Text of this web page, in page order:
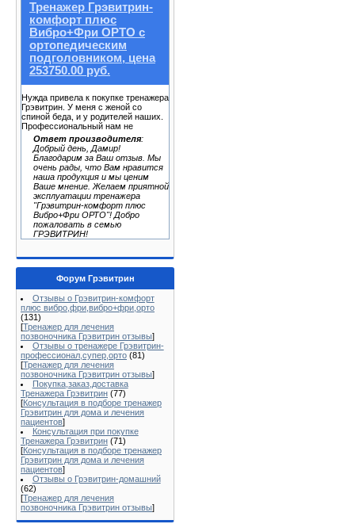
Тренажер Грэвитрин-
комфорт плюс
Вибро+Фри ОРТО с
ортопедическим
подголовником, цена
253750.00 руб.
Нужда привела к покупке тренажера
Грэвитрин. У меня с женой со
спиной беда, и у родителей наших.
Профессиональный нам не
Ответ производителя:
Добрый день, Дамир!
Благодарим за Ваш отзыв. Мы
очень рады, что Вам нравится
наша продукция и мы ценим
Ваше мнение. Желаем приятной
эксплуатации тренажера
"Грэвитрин-комфорт плюс
Вибро+Фри ОРТО"! Добро
пожаловать в семью
ГРЭВИТРИН!
Форум Грэвитрин
Отзывы о Грэвитрин-комфорт
плюс вибро,фри,вибро+фри,орто
(131)
[Тренажер для лечения
позвоночника Грэвитрин отзывы]
Отзывы о тренажере Грэвитрин-
профессионал,супер,орто (81)
[Тренажер для лечения
позвоночника Грэвитрин отзывы]
Покупка,заказ,доставка
Тренажера Грэвитрин (77)
[Консультация в подборе тренажер
Грэвитрин для дома и лечения
пациентов]
Консультация при покупке
Тренажера Грэвитрин (71)
[Консультация в подборе тренажер
Грэвитрин для дома и лечения
пациентов]
Отзывы о Грэвитрин-домашний
(62)
[Тренажер для лечения
позвоночника Грэвитрин отзывы]